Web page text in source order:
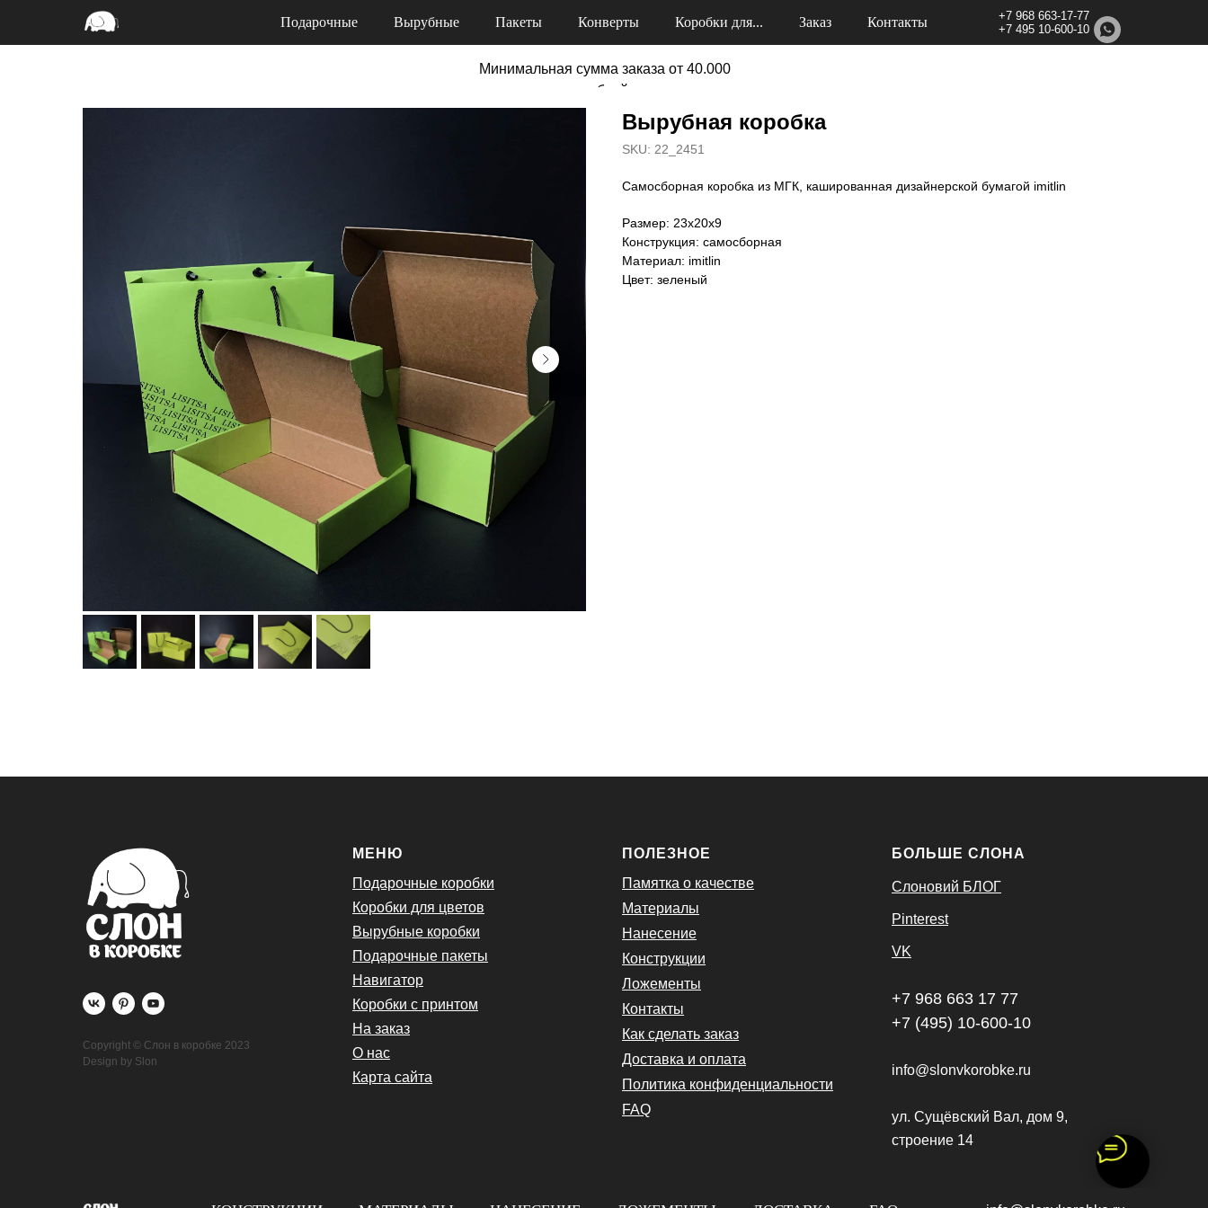
Минимальная сумма заказа от 40.000
рублей
Подарочные Вырубные Пакеты Конверты Коробки для... Заказ Контакты
+7 968 663-17-77
+7 495 10-600-10
Вырубная коробка
SKU: 22_2451
Самосборная коробка из МГК, кашированная дизайнерской бумагой imitlin
Размер: 23х20х9
Конструкция: самосборная
Материал: imitlin
Цвет: зеленый
Copyright © Слон в коробке 2023
Design by Slon
МЕНЮ
Подарочные коробки
Коробки для цветов
Вырубные коробки
Подарочные пакеты
Навигатор
Коробки с принтом
На заказ
О нас
Карта сайта
ПОЛЕЗНОЕ
Памятка о качестве
Материалы
Нанесение
Конструкции
Ложементы
Контакты
Как сделать заказ
Доставка и оплата
Политика конфиденциальности
FAQ
БОЛЬШЕ СЛОНА
Слоновий БЛОГ
Pinterest
VK
+7 968 663 17 77
+7 (495) 10-600-10
info@slonvkorobke.ru
ул. Сущёвский Вал, дом 9,
строение 14